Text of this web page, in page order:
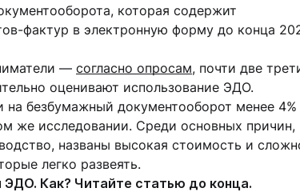
которая содержит
фактур в электронную форму до конца
— согласно опросам, почти две
оценивают использование ЭДО.
безбумажный документооборот менее 4%
же исследовании. Среди основных причин,
названы высокая стоимость и
легко развеять.
ЭДО. Как? Читайте статью до конца.